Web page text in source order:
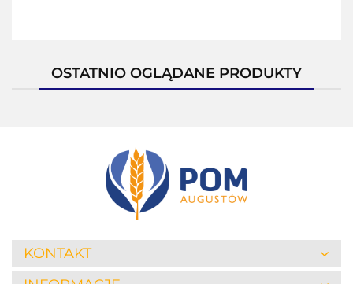
OSTATNIO OGLĄDANE PRODUKTY
KONTAKT